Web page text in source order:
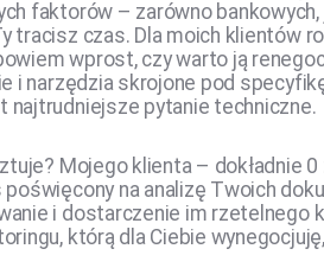
faktorów – zarówno
tracisz czas. Dla moich klientów
wprost, czy warto ją
i narzędzia skrojone pod
najtrudniejsze pytanie techniczne.
Mojego klienta – dokładnie 0
na analizę Twoich
i dostarczenie im rzetelnego
którą dla Ciebie